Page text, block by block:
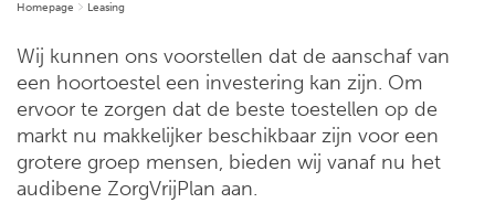
Homepage Leasing
Wij kunnen ons voorstellen dat de aanschaf van
een hoortoestel een investering kan zijn. Om
ervoor te zorgen dat de beste toestellen op de
markt nu makkelijker beschikbaar zijn voor een
grotere groep mensen, bieden wij vanaf nu het
audibene ZorgVrijPlan aan.